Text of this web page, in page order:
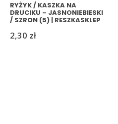
RYŻYK / KASZKA NA
DRUCIKU – JASNONIEBIESKI
/ SZRON (5) | RESZKASKLEP
2,30 zł